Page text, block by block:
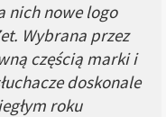
nich nowe logo
Wybrana przez
częścią marki i
doskonale
roku